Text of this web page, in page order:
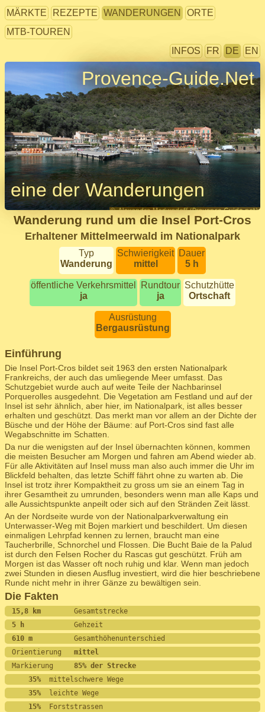
MÄRKTE REZEPTE WANDERUNGEN
ORTE
MTB-TOUREN
INFOS
FR DE EN
Provence-Guide.Net
eine der Wanderungen
Wanderung rund um die Insel Port-Cros
Erhaltener Mittelmeerwald im Nationalpark
Typ
Wanderung
Schwierigkeit
mittel
Dauer
5 h
öffentliche Verkehrsmittel
ja
Rundtour
ja
Schutzhütte
Ortschaft
Ausrüstung
Bergausrüstung
Einführung
Die Insel Port-Cros bildet seit 1963 den ersten Nationalpark
Frankreichs, der auch das umliegende Meer umfasst. Das
Schutzgebiet wurde auch auf weite Teile der Nachbarinsel
Porquerolles ausgedehnt. Die Vegetation am Festland und auf der
Insel ist sehr ähnlich, aber hier, im Nationalpark, ist alles besser
erhalten und geschützt. Das merkt man vor allem an der Dichte der
Büsche und der Höhe der Bäume: auf Port-Cros sind fast alle
Wegabschnitte im Schatten.
Da nur die wenigsten auf der Insel übernachten können, kommen
die meisten Besucher am Morgen und fahren am Abend wieder ab.
Für alle Aktivitäten auf Insel muss man also auch immer die Uhr im
Blickfeld behalten, das letzte Schiff fährt ohne zu warten ab. Die
Insel ist trotz ihrer Kompaktheit zu gross um sie an einem Tag in
ihrer Gesamtheit zu umrunden, besonders wenn man alle Kaps und
alle Aussichtspunkte anpeilt oder sich auf den Stränden Zeit lässt.
An der Nordseite wurde von der Nationalparkverwaltung ein
Unterwasser-Weg mit Bojen markiert und beschildert. Um diesen
einmaligen Lehrpfad kennen zu lernen, braucht man eine
Taucherbrille, Schnorchel und Flossen. Die Bucht Baie de la Palud
ist durch den Felsen Rocher du Rascas gut geschützt. Früh am
Morgen ist das Wasser oft noch ruhig und klar. Wenn man jedoch
zwei Stunden in diesen Ausflug investiert, wird die hier beschriebene
Runde nicht mehr in ihrer Gänze zu bewältigen sein.
Die Fakten
15,8 km Gesamtstrecke
5 h Gehzeit
610 m Gesamthöhenunterschied
Orientierung mittel
Markierung 85% der Strecke
    35%
  mittelschwere Wege
    35%
  leichte Wege
    15%
  Forststrassen